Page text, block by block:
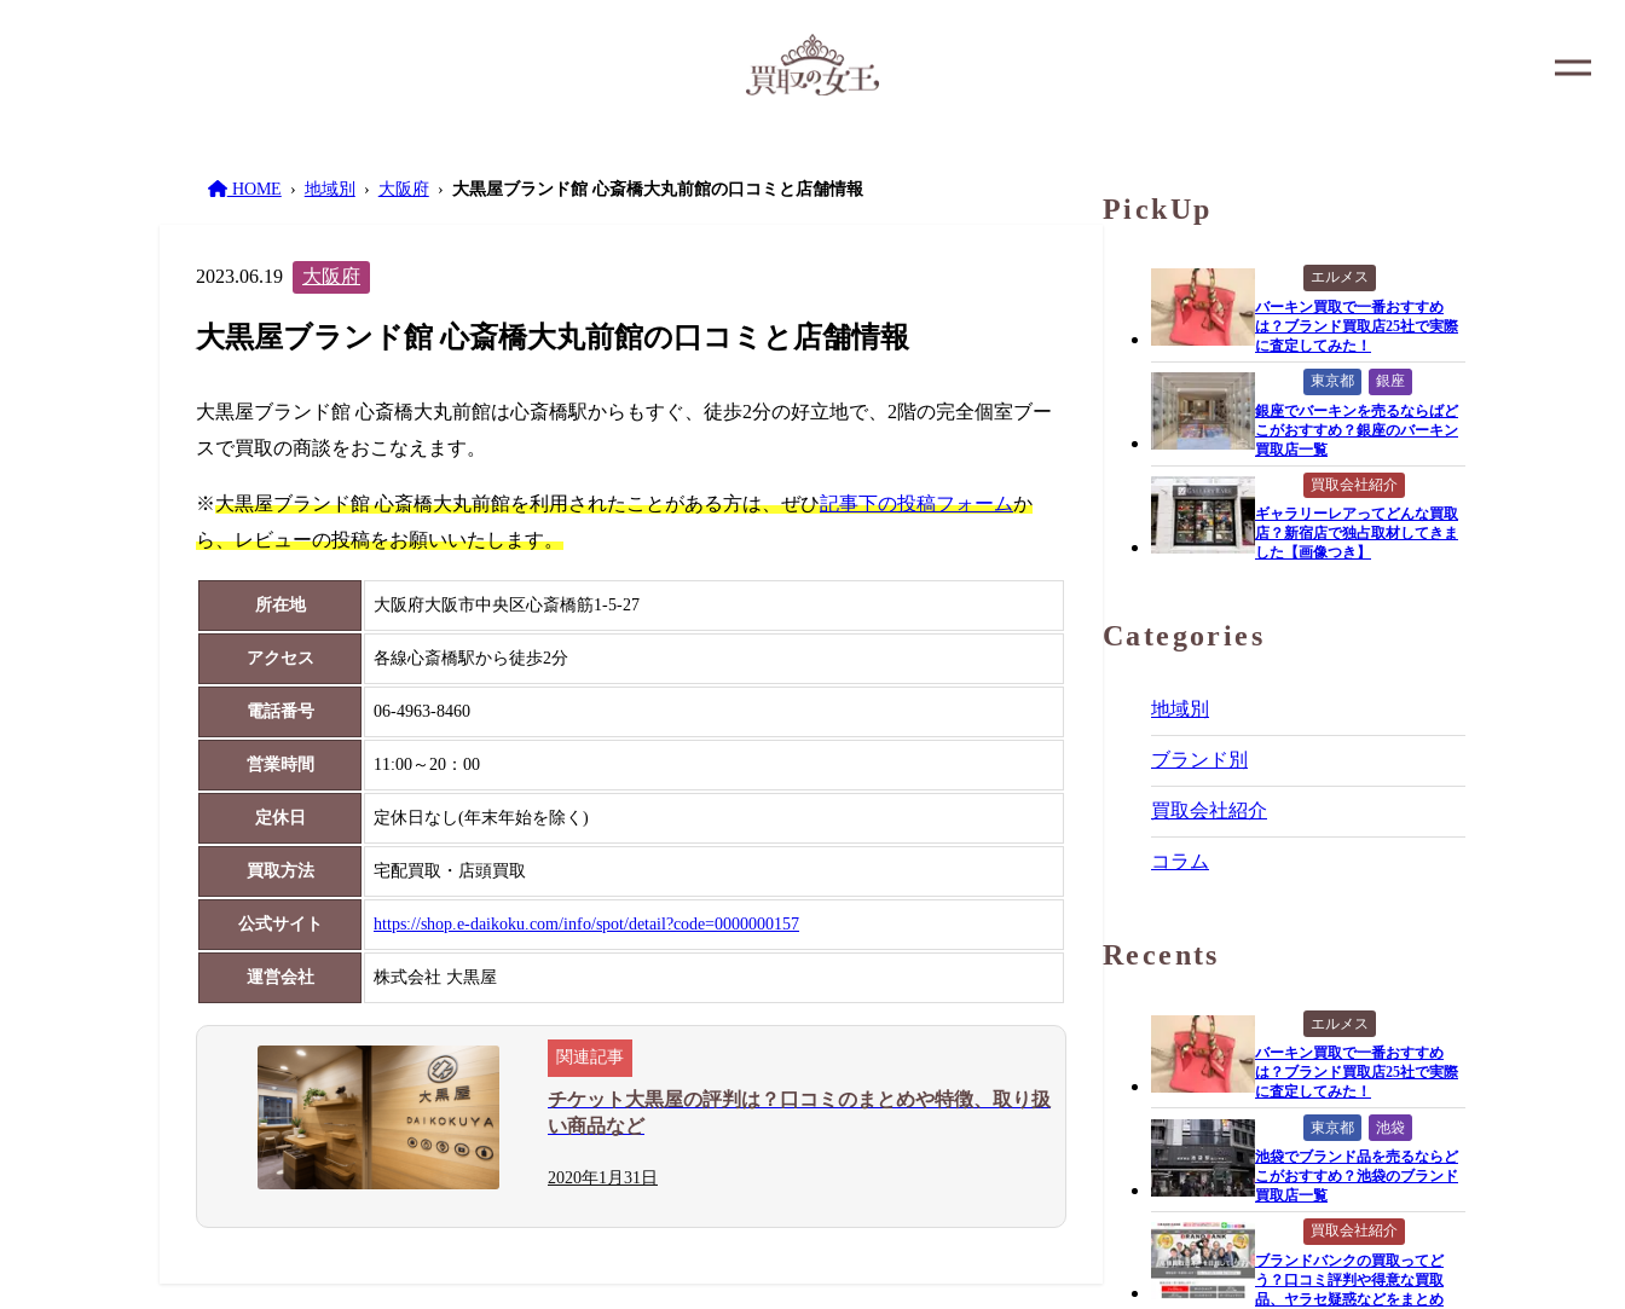
HOME 地域別 大阪府 大黒屋ブランド館 心斎橋大丸前館の口コミと店舗情報
2023.06.19 大阪府
大黒屋ブランド館 心斎橋大丸前館の口コミと店舗情報
大黒屋ブランド館 心斎橋大丸前館は心斎橋駅からもすぐ、徒歩2分の好立地で、2階の完全個室ブー
スで買取の商談をおこなえます。
※大黒屋ブランド館 心斎橋大丸前館を利用されたことがある方は、ぜひ記事下の投稿フォームか
ら、レビューの投稿をお願いいたします。
所在地 大阪府大阪市中央区心斎橋筋1-5-27
アクセス 各線心斎橋駅から徒歩2分
電話番号 06-4963-8460
営業時間 11:00～20：00
定休日 定休日なし(年末年始を除く)
買取方法 宅配買取・店頭買取
公式サイト https://shop.e-daikoku.com/info/spot/detail?code=0000000157
運営会社 株式会社 大黒屋
チケット大黒屋の評判は？口コミのまとめや特徴、取り扱
い商品など
2020年1月 31日
PickUp
エルメス
バーキン買取で一番おすすめ
は？ブランド買取店25社で実際
に査定してみた！
東京都
銀座
銀座でバーキンを売るならばど
こがおすすめ？銀座のバーキン
買取店一覧
買取会社紹介
ギャラリーレアってどんな買取
店？新宿店で独占取材してきま
した【画像つき】
Categories
地域別
ブランド別
買取会社紹介
コラム
Recents
エルメス
バーキン買取で一番おすすめ
は？ブランド買取店25社で実際
に査定してみた！
東京都
池袋
池袋でブランド品を売るならど
こがおすすめ？池袋のブランド
買取店一覧
買取会社紹介
ブランドバンクの買取ってど
う？口コミ評判や得意な買取
品、ヤラセ疑惑などをまとめ